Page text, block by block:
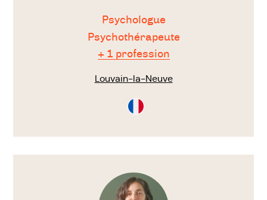
Psychologue
Psychothérapeute
+ 1 profession
Louvain-la-Neuve
Consultation
en
Voir